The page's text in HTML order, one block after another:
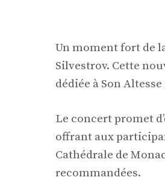
Un moment fort de
Silvestrov. Cette
dédiée à Son
Le concert promet
offrant aux
Cathédrale de
recommandées.